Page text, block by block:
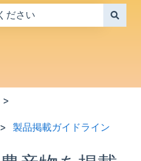
製品掲載ガイドライン